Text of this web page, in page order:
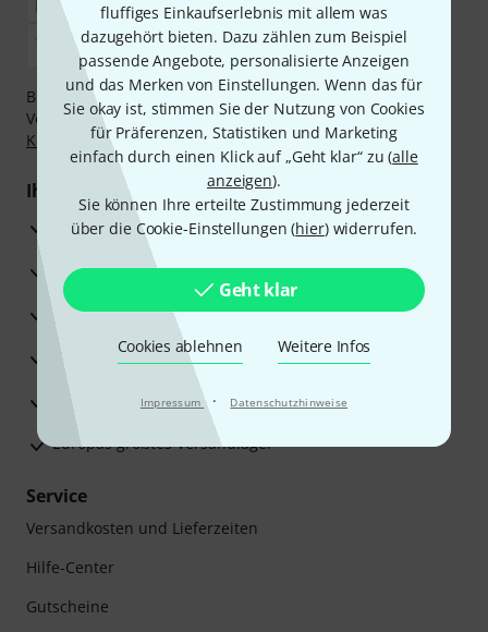
fluffiges Einkaufserlebnis mit allem was
dazugehört bieten. Dazu zählen zum Beispiel
passende Angebote, personalisierte Anzeigen
und das Merken von Einstellungen. Wenn das für
Sie okay ist, stimmen Sie der Nutzung von Cookies
für Präferenzen, Statistiken und Marketing
einfach durch einen Klick auf „Geht klar“ zu (alle
anzeigen).
Sie können Ihre erteilte Zustimmung jederzeit
über die Cookie-Einstellungen (hier) widerrufen.
Geht klar
Cookies ablehnen Weitere Infos
Impressum · Datenschutzhinweise
Bezahlen Sie vertraulich und sicher per Nachnahme,
Vorkasse, PayPal, Amazon Pay,Klarna Sofort bezahlen,
Klarna Ratenzahlungoder Kreditkarte.
Ihre Vorteile
3 Jahre Thomann Garantie
30 Tage Money-Back-Garantie
Reparaturservice
Beratung durch Fachexperten
Zufriedenheitsgarantie
Europas größtes Versandlager
Service
Versandkosten und Lieferzeiten
Hilfe-Center
Gutscheine